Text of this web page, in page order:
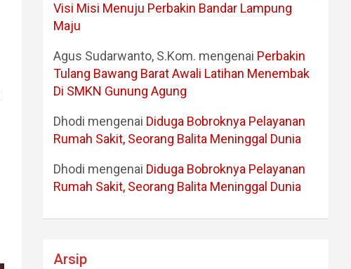
Visi Misi Menuju Perbakin Bandar Lampung
Maju
Agus Sudarwanto, S.Kom. mengenai Perbakin
Tulang Bawang Barat Awali Latihan Menembak
Di SMKN Gunung Agung
Dhodi mengenai Diduga Bobroknya Pelayanan
Rumah Sakit, Seorang Balita Meninggal Dunia
Dhodi mengenai Diduga Bobroknya Pelayanan
Rumah Sakit, Seorang Balita Meninggal Dunia
Arsip